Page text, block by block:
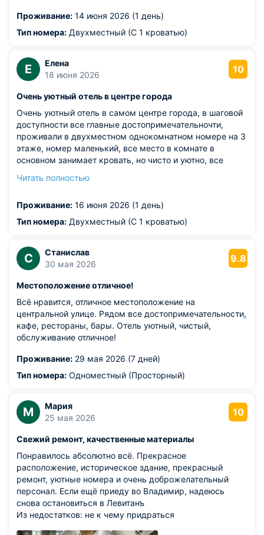
Проживание: 14 июня 2026 (1 день)
Тип номера: Двухместный (С 1 кроватью)
Е
Елена
18 июня 2026
10
Очень уютный отель в центре города
Очень уютный отель в самом центре города, в шаговой
доступности все главные достопримечательночти,
проживали в двухместном однокомнатном номере на 3
этаже, номер маленький, все место в комнате в
основном занимает кровать, но чисто и уютно, все
телевизор. В ванной комнате все чисто и все работает,
ресторане Панорама очень вкусно и разнообразно по
системе шведский стол. Машину оставляли на стоянке
Читать полностью
Проживание: 16 июня 2026 (1 день)
Тип номера: Двухместный (С 1 кроватью)
С
Станислав
30 мая 2026
9.8
Местоположение отличное!
Всё нравится, отличное местоположение на
центральной улице. Рядом все достопримечательности,
кафе, рестораны, бары. Отель уютный, чистый,
обслуживание отличное!
Проживание: 29 мая 2026 (7 дней)
Тип номера: Одноместный (Просторный)
М
Мария
25 мая 2026
10
Свежий ремонт, качественные материалы
Понравилось абсолютно всё. Прекрасное
расположение, историческое здание, прекрасный
ремонт, уютные номера и очень доброжелательный
персонал. Если ещё приеду во Владимир, надеюсь
снова остановиться в Левитанъ
Из недостатков: не к чему придраться